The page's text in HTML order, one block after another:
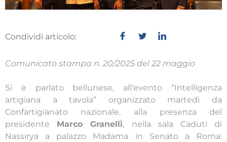
Condividi articolo:
Comunicato stampa n. 20/2025 del 22 maggio
Si è parlato bellunese, all’evento “Intelligenza
artigiana a tavola” organizzato martedì da
Confartigianato nazionale, alla presenza del
presidente Marco Granelli, nella sala Caduti di
Nassirya a palazzo Madama in Senato a Roma: